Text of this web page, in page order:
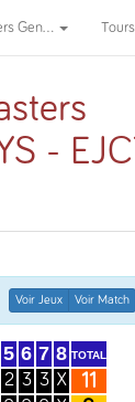
Gen... Tours
-
Voir Jeux Voir Match
5
2
6
3
7
3
8
X
TOTAL
11